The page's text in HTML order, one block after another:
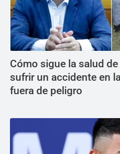
Cómo sigue la salud
sufrir un accidente en
fuera de peligro